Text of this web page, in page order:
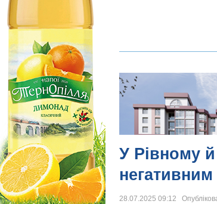
У Рівному й
28.07.2025 09:12